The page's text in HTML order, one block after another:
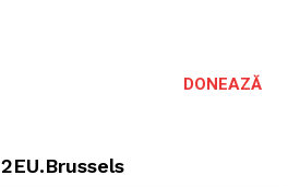
DONEAZĂ
2EU.Brussels